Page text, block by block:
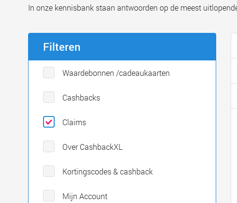
In onze kennisbank staan antwoorden op de meest
Filteren
Waardebonnen /cadeaukaarten
Cashbacks
Claims
Over CashbackXL
Kortingscodes & cashback
Mijn Account